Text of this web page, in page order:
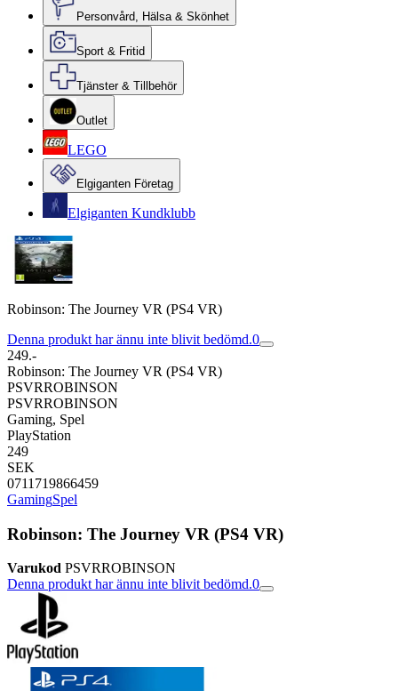
Personvård, Hälsa & Skönhet
Sport & Fritid
Tjänster & Tillbehör
Outlet
LEGO
Elgiganten Företag
Elgiganten Kundklubb
Robinson: The Journey VR (PS4 VR)
Denna produkt har ännu inte blivit bedömd.0
249.-
Robinson: The Journey VR (PS4 VR)
PSVRROBINSON
PSVRROBINSON
Gaming, Spel
PlayStation
249
SEK
0711719866459
GamingSpel
Robinson: The Journey VR (PS4 VR)
Varukod PSVRROBINSON
Denna produkt har ännu inte blivit bedömd.0